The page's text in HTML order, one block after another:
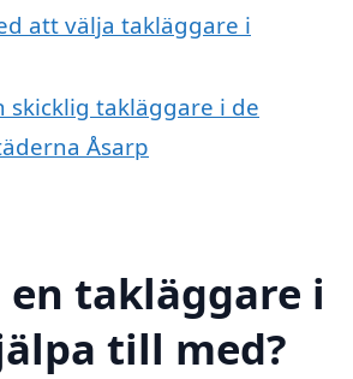
att välja takläggare i
skicklig takläggare i de
Åsarp
en takläggare i
till med?